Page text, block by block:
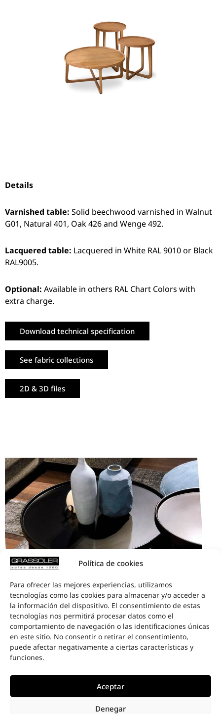
Política de cookies
Para ofrecer las mejores experiencias, utilizamos
tecnologías como las cookies para almacenar y/o acceder a
la información del dispositivo. El consentimiento de estas
tecnologías nos permitirá procesar datos como el
comportamiento de navegación o las identificaciones únicas
en este sitio. No consentir o retirar el consentimiento,
puede afectar negativamente a ciertas características y
funciones.
Aceptar
Denegar
Details
Varnished table: Solid beechwood varnished in Walnut
G01, Natural 401, Oak 426 and Wenge 492.
Lacquered table: Lacquered in White RAL 9010 or Black
RAL9005.
Optional: Available in others RAL Chart Colors with
extra charge.
Download technical specification
See fabric collections
2D & 3D files
INSPIRATION